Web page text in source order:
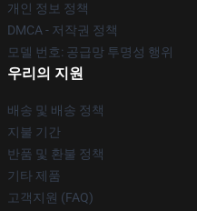
개인 정보 정책
DMCA - 저작권 정책
모델 번호: 공급망 투명성 행위
우리의 지원
배송 및 배송 정책
지불 기간
반품 및 환불 정책
기타 제품
고객지원 (FAQ)